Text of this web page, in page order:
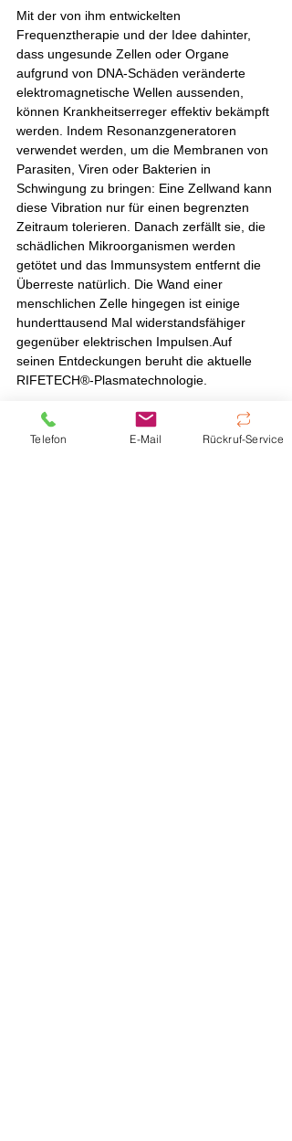
Mit der von ihm entwickelten
Frequenztherapie und der Idee dahinter,
dass ungesunde Zellen oder Organe
aufgrund von DNA-Schäden veränderte
elektromagnetische Wellen aussenden,
können Krankheitserreger effektiv bekämpft
werden. Indem Resonanzgeneratoren
verwendet werden, um die Membranen von
Parasiten, Viren oder Bakterien in
Schwingung zu bringen: Eine Zellwand kann
diese Vibration nur für einen begrenzten
Zeitraum tolerieren. Danach zerfällt sie, die
schädlichen Mikroorganismen werden
getötet und das Immunsystem entfernt die
Überreste natürlich. Die Wand einer
menschlichen Zelle hingegen ist einige
hunderttausend Mal widerstandsfähiger
gegenüber elektrischen Impulsen.Auf
seinen Entdeckungen beruht die aktuelle
RIFETECH®-Plasmatechnologie.
Telefon E-Mail Rückruf-Service